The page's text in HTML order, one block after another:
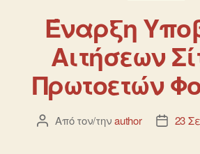
Έναρξη
Αιτήσεων
Πρωτοετών
Από τον/τηνauthor 23